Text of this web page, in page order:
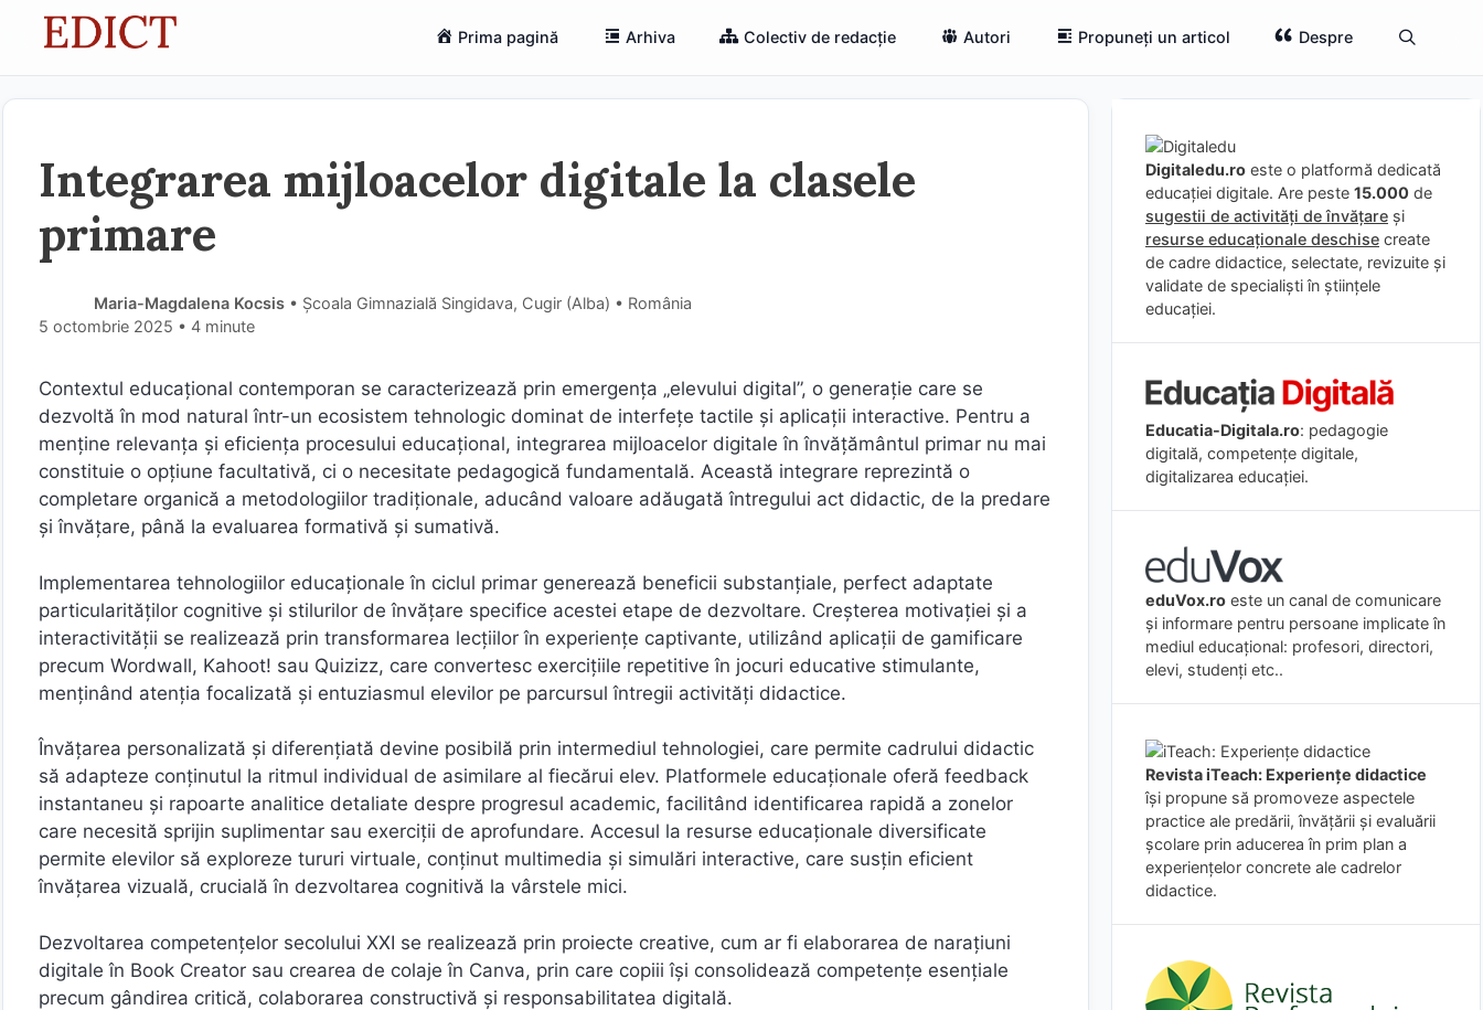
Prima pagină Arhiva Colectiv de redacție Autori Propuneți un articol Despre
Integrarea mijloacelor digitale la clasele
primare
Maria-Magdalena Kocsis • Școala Gimnazială Singidava, Cugir (Alba) • România
5 octombrie 2025 • 4 minute
Contextul educațional contemporan se caracterizează prin emergența „elevului digital”, o generație care se
dezvoltă în mod natural într-un ecosistem tehnologic dominat de interfețe tactile și aplicații interactive. Pentru a
menține relevanța și eficiența procesului educațional, integrarea mijloacelor digitale în învățământul primar nu mai
constituie o opțiune facultativă, ci o necesitate pedagogică fundamentală. Această integrare reprezintă o
completare organică a metodologiilor tradiționale, aducând valoare adăugată întregului act didactic, de la predare
și învățare, până la evaluarea formativă și sumativă.
Implementarea tehnologiilor educaționale în ciclul primar generează beneficii substanțiale, perfect adaptate
particularităților cognitive și stilurilor de învățare specifice acestei etape de dezvoltare. Creșterea motivației și a
interactivității se realizează prin transformarea lecțiilor în experiențe captivante, utilizând aplicații de gamificare
precum Wordwall, Kahoot! sau Quizizz, care convertesc exercițiile repetitive în jocuri educative stimulante,
menținând atenția focalizată și entuziasmul elevilor pe parcursul întregii activități didactice.
Învățarea personalizată și diferențiată devine posibilă prin intermediul tehnologiei, care permite cadrului didactic
să adapteze conținutul la ritmul individual de asimilare al fiecărui elev. Platformele educaționale oferă feedback
instantaneu și rapoarte analitice detaliate despre progresul academic, facilitând identificarea rapidă a zonelor
care necesită sprijin suplimentar sau exerciții de aprofundare. Accesul la resurse educaționale diversificate
permite elevilor să exploreze tururi virtuale, conținut multimedia și simulări interactive, care susțin eficient
învățarea vizuală, crucială în dezvoltarea cognitivă la vârstele mici.
Dezvoltarea competențelor secolului XXI se realizează prin proiecte creative, cum ar fi elaborarea de narațiuni
digitale în Book Creator sau crearea de colaje în Canva, prin care copiii își consolidează competențe esențiale
precum gândirea critică, colaborarea constructivă și responsabilitatea digitală.
Digitaledu.ro este o platformă dedicată
educației digitale. Are peste 15.000 de
sugestii de activități de învățare și
resurse educaționale deschise create
de cadre didactice, selectate, revizuite și
validate de specialiști în științele
educației.
Educatia-Digitala.ro: pedagogie
digitală, competențe digitale,
digitalizarea educației.
eduVox.ro este un canal de comunicare
și informare pentru persoane implicate în
mediul educațional: profesori, directori,
elevi, studenți etc..
Revista iTeach: Experienţe didactice
îşi propune să promoveze aspectele
practice ale predării, învăţării şi evaluării
şcolare prin aducerea în prim plan a
experienţelor concrete ale cadrelor
didactice.